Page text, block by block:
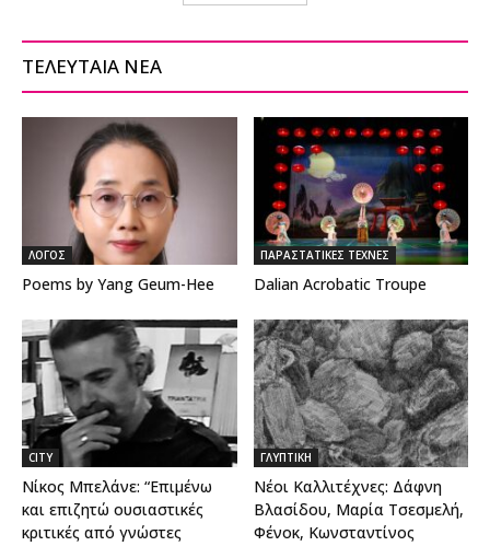
ΤΕΛΕΥΤΑΙΑ ΝΕΑ
ΛΟΓΟΣ
Poems by Yang Geum-Hee
ΠΑΡΑΣΤΑΤΙΚΕΣ ΤΕΧΝΕΣ
Dalian Acrobatic Troupe
CITY
Νίκος Μπελάνε: “Επιμένω
και επιζητώ ουσιαστικές
κριτικές από γνώστες
ΓΛΥΠΤΙΚΗ
Νέοι Καλλιτέχνες: Δάφνη
Βλασίδου, Μαρία Τσεσμελή,
Φένοκ, Κωνσταντίνος